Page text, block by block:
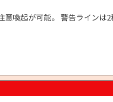
喚起が可能。 警告ラインは2